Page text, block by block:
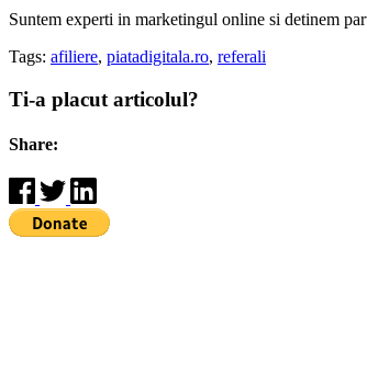
Suntem experti in marketingul online si detinem
Tags: afiliere, piatadigitala.ro, referali
Ti-a placut articolul?
Share: